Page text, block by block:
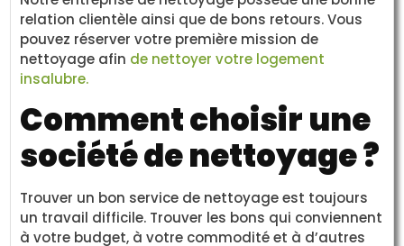
relation clientèle ainsi que de bons retours. Vous
pouvez réserver votre première mission de
nettoyage afin de nettoyer votre logement
insalubre.
Comment choisir une
société de nettoyage ?
Trouver un bon service de nettoyage est toujours
un travail difficile. Trouver les bons qui conviennent
à votre budget, à votre commodité et à d’autres